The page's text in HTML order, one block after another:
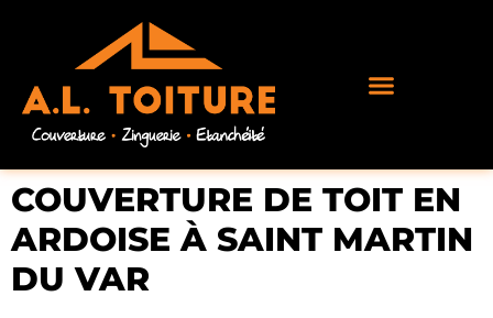
COUVERTURE DE TOIT EN
ARDOISE À SAINT MARTIN
DU VAR